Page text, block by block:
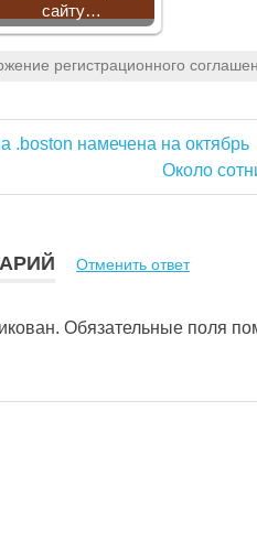
сайту…
регистрационного
.boston намечена на октябрь
запись:
Около
Отменить ответ
Обязательные поля